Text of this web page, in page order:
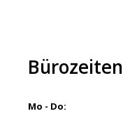
Bürozeiten
Mo - Do: